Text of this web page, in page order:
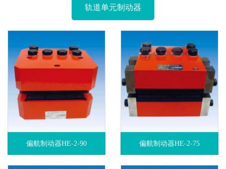
轨道单元制动器
偏航制动器HE-2-90 偏航制动器HE-2-75